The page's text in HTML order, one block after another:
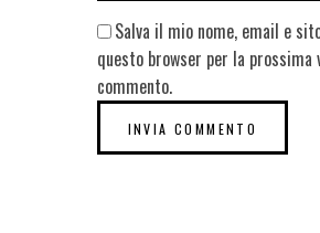
Salva il mio nome, email e
questo browser per la prossima
commento.